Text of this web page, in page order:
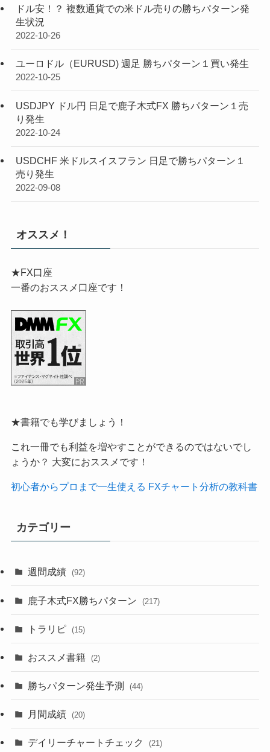
ドル安！？ 複数通貨での米ドル売りの勝ちパターン発
生状況
2022-10-26
ユーロドル（EURUSD) 週足 勝ちパターン１買い発生
2022-10-25
USDJPY ドル円 日足で鹿子木式FX 勝ちパターン１売
り発生
2022-10-24
USDCHF 米ドルスイスフラン 日足で勝ちパターン１
売り発生
2022-09-08
オススメ！
★FX口座
一番のおススメ口座です！
★書籍でも学びましょう！
これ一冊でも利益を増やすことができるのではないでし
ょうか？ 大変におススメです！
初心者からプロまで一生使える FXチャート分析の教科書
カテゴリー
週間成績 (92)
鹿子木式FX勝ちパターン (217)
トラリピ (15)
おススメ書籍 (2)
勝ちパターン発生予測 (44)
月間成績 (20)
デイリーチャートチェック (21)